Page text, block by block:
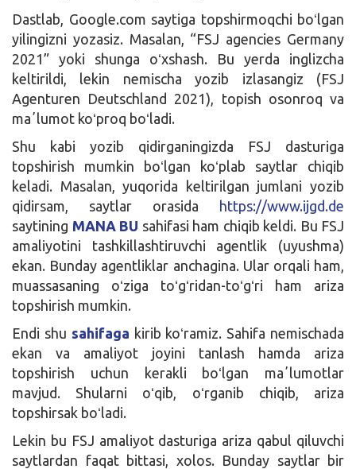
Dastlab, Google.com saytiga topshirmoqchi boʻlgan
yilingizni yozasiz. Masalan, “FSJ agencies Germany
2021” yoki shunga oʻxshash. Bu yerda inglizcha
keltirildi, lekin nemischa yozib izlasangiz (FSJ
Agenturen Deutschland 2021), topish osonroq va
maʼlumot koʻproq boʻladi.
Shu kabi yozib qidirganingizda FSJ dasturiga
topshirish mumkin boʻlgan koʻplab saytlar chiqib
keladi. Masalan, yuqorida keltirilgan jumlani yozib
qidirsam, saytlar orasida https://www.ijgd.de
saytining MANA BU sahifasi ham chiqib keldi. Bu FSJ
amaliyotini tashkillashtiruvchi agentlik (uyushma)
ekan. Bunday agentliklar anchagina. Ular orqali ham,
muassasaning oʻziga toʻgʻridan-toʻgʻri ham ariza
topshirish mumkin.
Endi shu sahifaga kirib koʻramiz. Sahifa nemischada
ekan va amaliyot joyini tanlash hamda ariza
topshirish uchun kerakli boʻlgan maʼlumotlar
mavjud. Shularni oʻqib, oʻrganib chiqib, ariza
topshirsak boʻladi.
Lekin bu FSJ amaliyot dasturiga ariza qabul qiluvchi
saytlardan faqat bittasi, xolos. Bunday saytlar bir